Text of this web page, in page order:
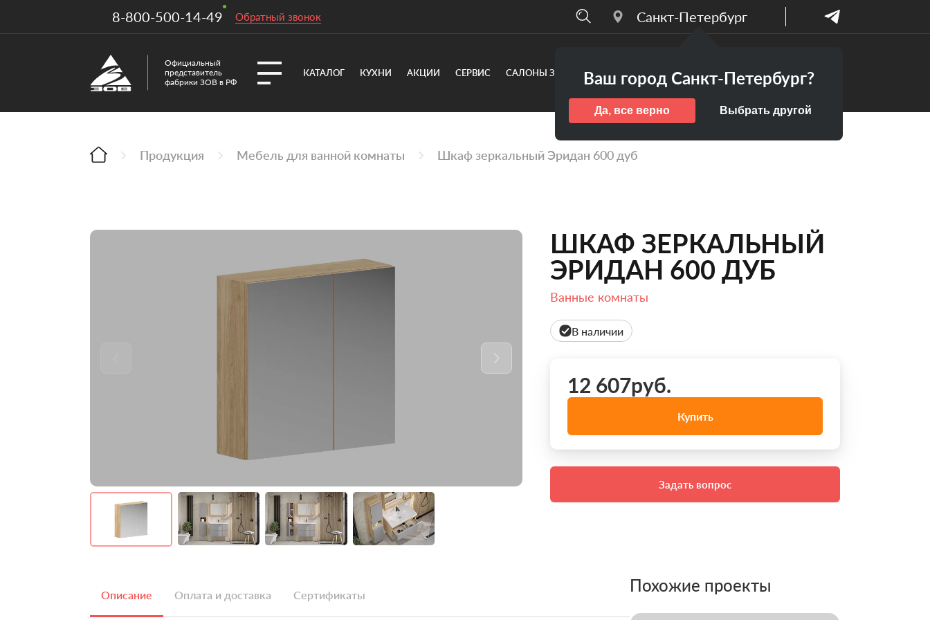
8-800-500-14-49 Обратный звонок Санкт-Петербург
Ваш город Санкт-Петербург?
Да, все верно Выбрать другой
Официальный
представитель
фабрики ЗОВ в РФ
КАТАЛОГ КУХНИ АКЦИИ СЕРВИС САЛОНЫ ЗОВ О КОМПАНИИ
дизайн-проект
Продукция Мебель для ванной комнаты Шкаф зеркальный Эридан 600 дуб
ШКАФ ЗЕРКАЛЬНЫЙ
ЭРИДАН 600 ДУБ
Ванные комнаты
В наличии
12 607руб.
Купить
Задать вопрос
Описание Оплата и доставка Сертификаты Похожие проекты